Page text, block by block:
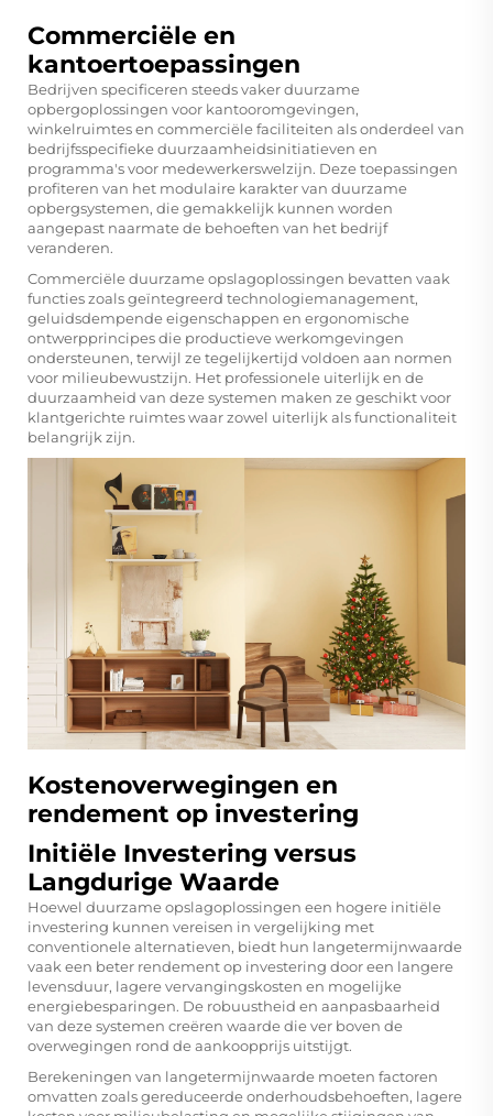
Commerciële en
kantoertoepassingen
Bedrijven specificeren steeds vaker duurzame
opbergoplossingen voor kantooromgevingen,
winkelruimtes en commerciële faciliteiten als onderdeel van
bedrijfsspecifieke duurzaamheidsinitiatieven en
programma's voor medewerkerswelzijn. Deze toepassingen
profiteren van het modulaire karakter van duurzame
opbergsystemen, die gemakkelijk kunnen worden
aangepast naarmate de behoeften van het bedrijf
veranderen.
Commerciële duurzame opslagoplossingen bevatten vaak
functies zoals geïntegreerd technologiemanagement,
geluidsdempende eigenschappen en ergonomische
ontwerpprincipes die productieve werkomgevingen
ondersteunen, terwijl ze tegelijkertijd voldoen aan normen
voor milieubewustzijn. Het professionele uiterlijk en de
duurzaamheid van deze systemen maken ze geschikt voor
klantgerichte ruimtes waar zowel uiterlijk als functionaliteit
belangrijk zijn.
Kostenoverwegingen en
rendement op investering
Initiële Investering versus
Langdurige Waarde
Hoewel duurzame opslagoplossingen een hogere initiële
investering kunnen vereisen in vergelijking met
conventionele alternatieven, biedt hun langetermijnwaarde
vaak een beter rendement op investering door een langere
levensduur, lagere vervangingskosten en mogelijke
energiebesparingen. De robuustheid en aanpasbaarheid
van deze systemen creëren waarde die ver boven de
overwegingen rond de aankoopprijs uitstijgt.
Berekeningen van langetermijnwaarde moeten factoren
omvatten zoals gereduceerde onderhoudsbehoeften, lagere